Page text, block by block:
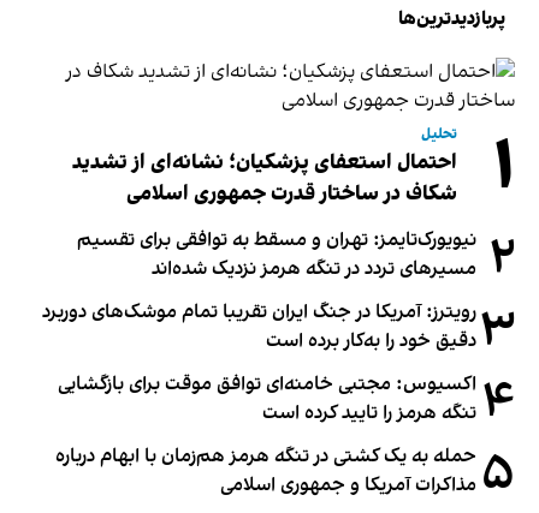
پربازدیدترین‌ها
۱ تحلیل
احتمال استعفای پزشکیان؛ نشانه‌ای از تشدید
شکاف در ساختار قدرت جمهوری اسلامی
۲ نیویورک‌تایمز: تهران و مسقط به توافقی برای تقسیم
مسیرهای تردد در تنگه هرمز نزدیک شده‌اند
۳رویترز: آمریکا در جنگ ایران تقریبا تمام موشک‌های دوربرد
دقیق خود را به‌کار برده است
۴ اکسیوس: مجتبی خامنه‌ای توافق موقت برای بازگشایی
تنگه هرمز را تایید کرده است
۵ حمله به یک کشتی در تنگه هرمز هم‌زمان با ابهام درباره
مذاکرات آمریکا و جمهوری اسلامی